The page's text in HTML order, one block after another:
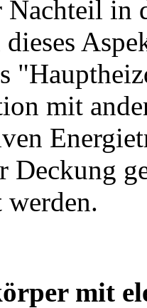
Nachteil in
mit
Deckung
werden.
mit